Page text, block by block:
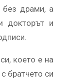
без драми, а
докторът и
което е на
братчето си